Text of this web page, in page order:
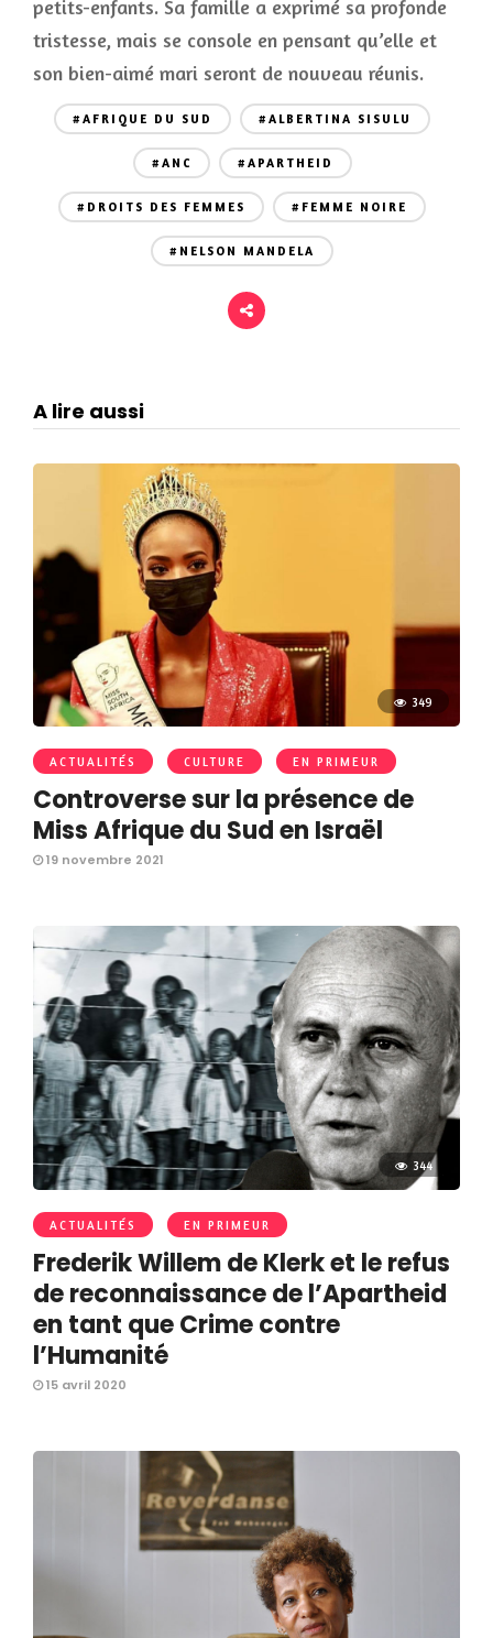
petits-enfants. Sa famille a exprimé sa profonde
tristesse, mais se console en pensant qu’elle et
son bien-aimé mari seront de nouveau réunis.
#AFRIQUE DU SUD #ALBERTINA SISULU
#ANC #APARTHEID
#DROITS DES FEMMES #FEMME NOIRE
#NELSON MANDELA
A lire aussi
349
ACTUALITÉS CULTURE EN PRIMEUR
Controverse sur la présence de
Miss Afrique du Sud en Israël
19 novembre 2021
344
ACTUALITÉS EN PRIMEUR
Frederik Willem de Klerk et le refus
de reconnaissance de l’Apartheid
en tant que Crime contre
l’Humanité
15 avril 2020